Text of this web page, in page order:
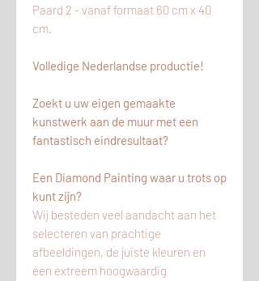
Paard 2 - vanaf formaat 60 cm x 40
cm.
Volledige Nederlandse productie!
Zoekt u uw eigen gemaakte
kunstwerk aan de muur met een
fantastisch eindresultaat?
Een Diamond Painting waar u trots op
kunt zijn?
Wij besteden veel aandacht aan het
selecteren van prachtige
afbeeldingen, de juiste kleuren en
een extreem hoogwaardig